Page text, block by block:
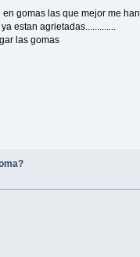
gomas las que mejor me
estan agrietadas.............
las gomas